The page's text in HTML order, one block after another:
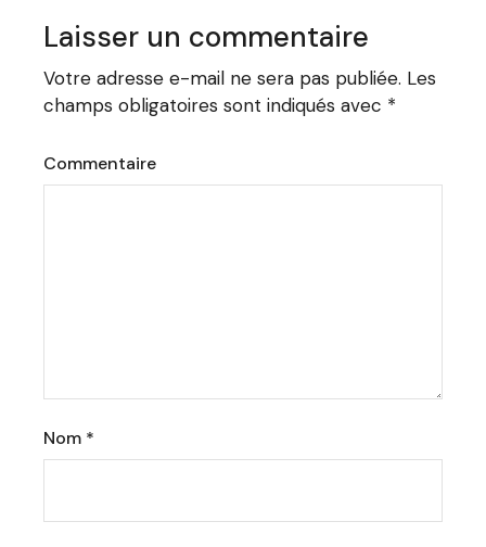
Laisser un commentaire
Votre adresse e-mail ne sera pas publiée. Les
champs obligatoires sont indiqués avec *
Commentaire
Nom *